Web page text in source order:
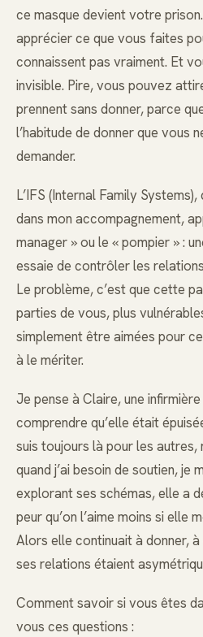
ce masque devient votre
apprécier ce que vous faites
connaissent pas vraiment. Et
invisible. Pire, vous pouvez
prennent sans donner, parce
l’habitude de donner que vous
demander.
L’IFS (Internal Family
dans mon accompagnement,
manager » ou le « pompier » :
essaie de contrôler les
Le problème, c’est que cette
parties de vous, plus
simplement être aimées pour
à le mériter.
Je pense à Claire, une
comprendre qu’elle était
suis toujours là pour les autres,
quand j’ai besoin de soutien, je
explorant ses schémas, elle a
peur qu’on l’aime moins si elle
Alors elle continuait à donner, à
ses relations étaient
Comment savoir si vous êtes
vous ces questions :